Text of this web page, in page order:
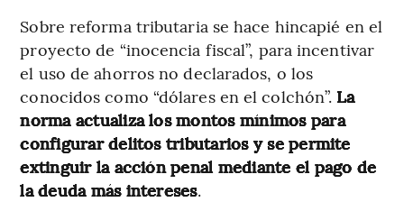
Sobre reforma tributaria se hace hincapié en el
proyecto de “inocencia fiscal”, para incentivar
el uso de ahorros no declarados, o los
conocidos como “dólares en el colchón”. La
norma actualiza los montos mínimos para
configurar delitos tributarios y se permite
extinguir la acción penal mediante el pago de
la deuda más intereses.